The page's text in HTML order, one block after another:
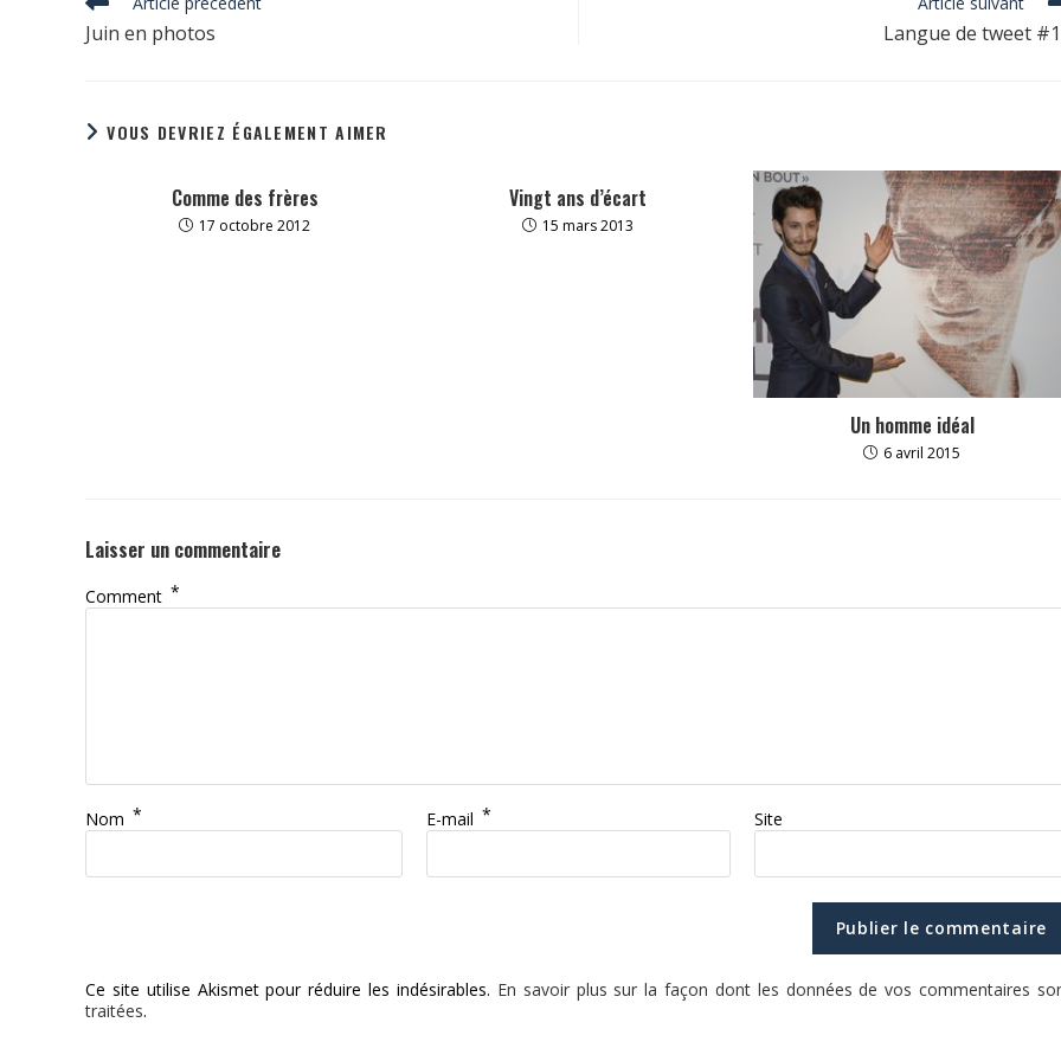
more
articles
Juin en photos Langue de tweet
VOUS DEVRIEZ ÉGALEMENT AIMER
Comme des frères
17 octobre 2012
Vingt ans d’écart
15 mars 2013
Un homme idéal
6 avril 2015
Laisser un commentaire
Comment *
Nom * E-mail * Site
Ce site utilise Akismet pour réduire les indésirables. En savoir plus sur la façon dont les données de vos commentaires
traitées.